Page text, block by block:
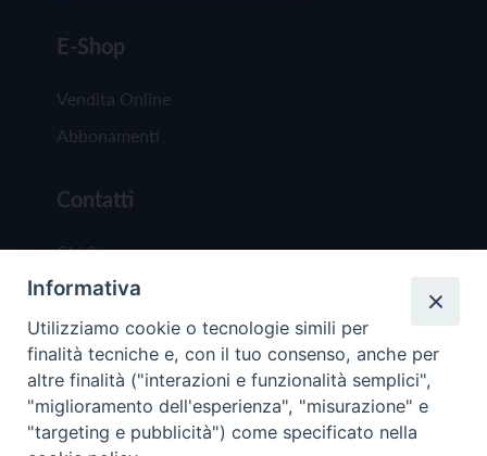
E-Shop
Vendita Online
Abbonamenti
Contatti
Chi Siamo
Redazione
Scrivici
Informativa
Utilizziamo cookie o tecnologie simili per
finalità tecniche e, con il tuo consenso, anche per
altre finalità ("interazioni e funzionalità semplici",
"miglioramento dell'esperienza", "misurazione" e
"targeting e pubblicità") come specificato nella